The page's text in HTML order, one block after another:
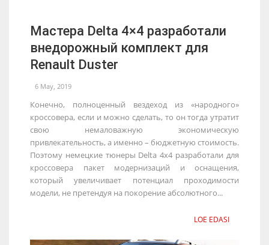
Мастера Delta 4×4 разработали
внедорожный комплект для
Renault Duster
6 May, 2019
Конечно, полноценный вездеход из «народного»
кроссовера, если и можно сделать, то он тогда утратит
свою немаловажную экономическую
привлекательность, а именно – бюджетную стоимость.
Поэтому немецкие тюнеры Delta 4x4 разработали для
кроссовера пакет модернизаций и оснащения,
который увеличивает потенциал проходимости
модели, не претендуя на покорение абсолютного...
LOE EDASI